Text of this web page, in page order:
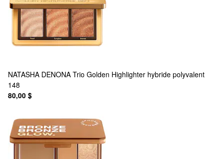
NATASHA DENONA Trio Golden Highlighter hybride polyvalent
148
80,00 $